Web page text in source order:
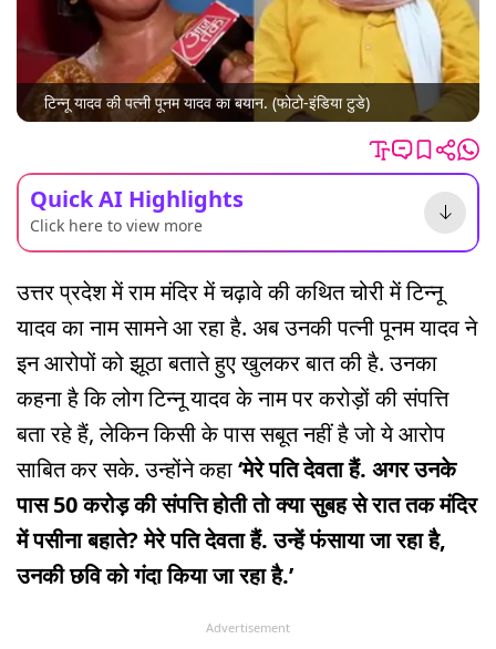
टिन्नू यादव की पत्नी पूनम यादव का बयान. (फोटो-इंडिया टुडे)
Quick AI Highlights
Click here to view more
उत्तर प्रदेश में राम मंदिर में चढ़ावे की कथित चोरी में टिन्नू
यादव का नाम सामने आ रहा है. अब उनकी पत्नी पूनम यादव ने
इन आरोपों को झूठा बताते हुए खुलकर बात की है. उनका
कहना है कि लोग टिन्नू यादव के नाम पर करोड़ों की संपत्ति
बता रहे हैं, लेकिन किसी के पास सबूत नहीं है जो ये आरोप
साबित कर सके. उन्होंने कहा‘मेरे पति देवता हैं. अगर उनके
पास 50 करोड़ की संपत्ति होती तो क्या सुबह से रात तक मंदिर
में पसीना बहाते? मेरे पति देवता हैं. उन्हें फंसाया जा रहा है,
उनकी छवि को गंदा किया जा रहा है.’
Advertisement